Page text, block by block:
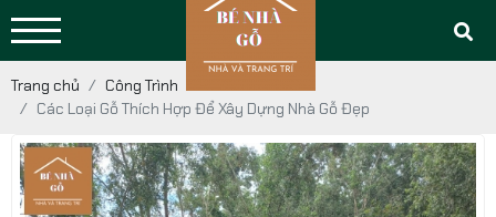
Trang chủ
Công Trình
Các Loại Gỗ Thích Hợp Để Xây Dựng Nhà Gỗ Đẹp